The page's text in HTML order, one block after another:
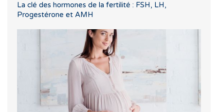
La clé des hormones de la fertilité : FSH, LH,
Progestérone et AMH